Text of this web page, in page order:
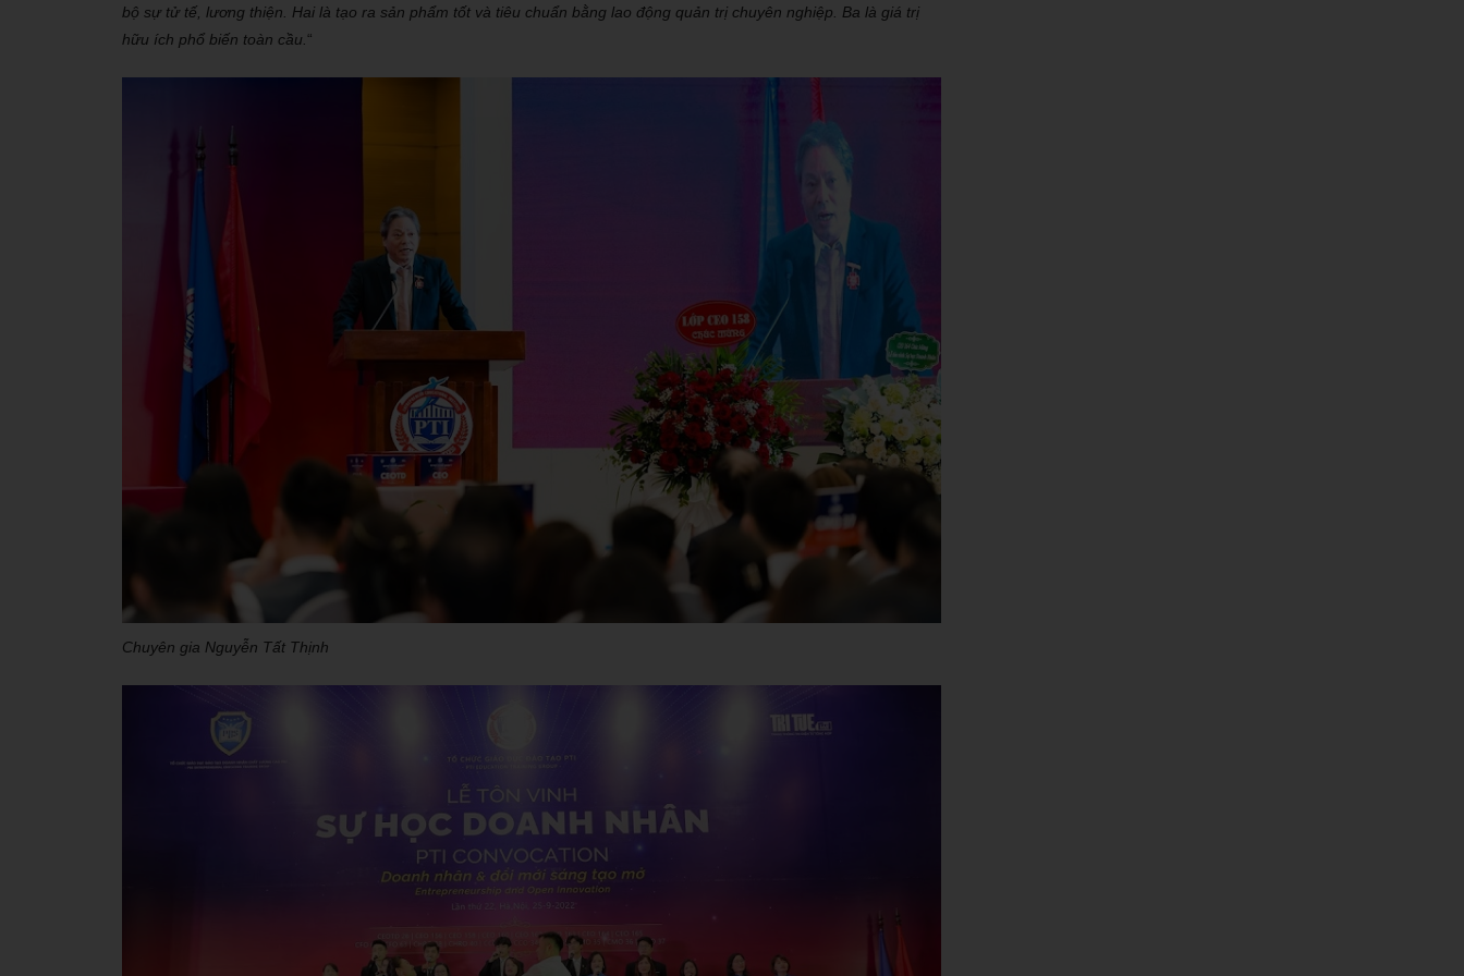
bộ sự tử tế, lương thiện. Hai là tạo ra sản phẩm tốt và tiêu chuẩn bằng lao động quản trị chuyên nghiệp. Ba là giá trị
hữu ích phổ biến toàn cầu. “
Chuyên gia Nguyễn Tất Thịnh